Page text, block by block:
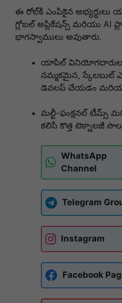
ఈ రోల్‌కి ఎంపికైన అభ్యర్థులు
గ్లోబల్ అప్లికేషన్స్ మరియు AI
భాగస్వాములు అవుతారు.
యాపిల్ వినియోగదారుల
నమ్మకమైన, స్కేలబుల్
డెవలప్ చేయడం
మల్టీ-ఫంక్షనల్ టీమ్స్
కలిసి కొత్త టెక్నాలజీ
WhatsApp
Channel
Telegram
Instagram
Facebook